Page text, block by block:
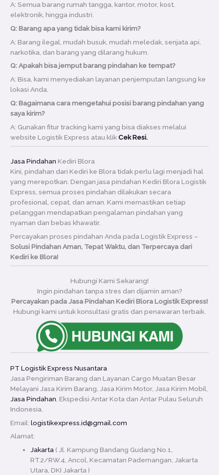
A: Semua barang rumah tangga, kantor, motor, kost,
elektronik, hingga industri.
Q: Barang apa yang tidak bisa kami kirim?
A: Barang ilegal, mudah busuk, mudah meledak, senjata api,
narkotika, dan barang yang dilarang hukum.
Q: Apakah bisa jemput barang pindahan ke tempat?
A: Bisa, kami menyediakan layanan penjemputan langsung ke
lokasi Anda.
Q: Bagaimana cara mengetahui posisi barang pindahan yang
saya kirim?
A: Gunakan fitur tracking kami yang bisa diakses melalui
website Logistik Express atau klikCek Resi.
Jasa Pindahan Kediri Blora
Kini, pindahan dari Kediri ke Blora tidak perlu lagi menjadi hal
yang merepotkan. Dengan jasa pindahan Kediri Blora Logistik
Express, semua proses pindahan dilakukan secara
profesional, cepat, dan aman. Kami memastikan setiap
pelanggan mendapatkan pengalaman pindahan yang
nyaman dan bebas khawatir.
Percayakan proses pindahan Anda pada Logistik Express –
Solusi Pindahan Aman, Tepat Waktu, dan Terpercaya dari
Kediri ke Blora!
Hubungi Kami Sekarang!
Ingin pindahan tanpa stres dan dijamin aman?
Percayakan pada Jasa Pindahan Kediri Blora Logistik Express!
Hubungi kami untuk konsultasi gratis dan penawaran terbaik.
PT Logistik Express Nusantara
Jasa Pengiriman Barang dan Layanan Cargo Muatan Besar
Melayani Jasa Kirim Barang, Jasa Kirim Motor, Jasa Kirim Mobil,
Jasa Pindahan , Ekspedisi Antar Kota dan Antar Pulau Seluruh
Indonesia.
Email:logistikexpress.id@gmail.com
Alamat:
Jakarta ( Jl. Kampung Bandang Gudang No.1,
RT.2/RW.4, Ancol, Kecamatan Pademangan, Jakarta
Utara, DKI Jakarta )